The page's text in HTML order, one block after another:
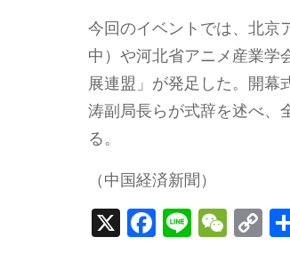
今回のイベントでは、北京
中）や河北省アニメ産業学
展連盟」が発足した。開幕
涛副局長らが式辞を述べ、
る。
（中国経済新聞）
X F
a
Li
n
W
e
C
o